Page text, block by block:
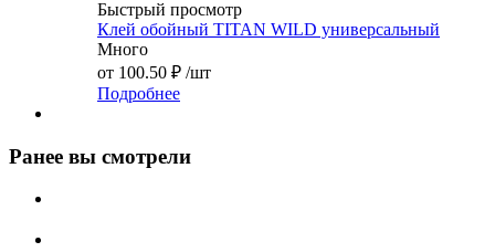
Быстрый просмотр
Клей обойный TITAN WILD универсальный
Много
от 100.50 ₽ /шт
Подробнее
Ранее вы смотрели